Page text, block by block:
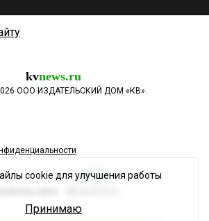
kvnews.ru
ООО ИЗДАТЕЛЬСКИЙ ДОМ «КВ».
сайта
cookie для улучшения работы
Принимаю